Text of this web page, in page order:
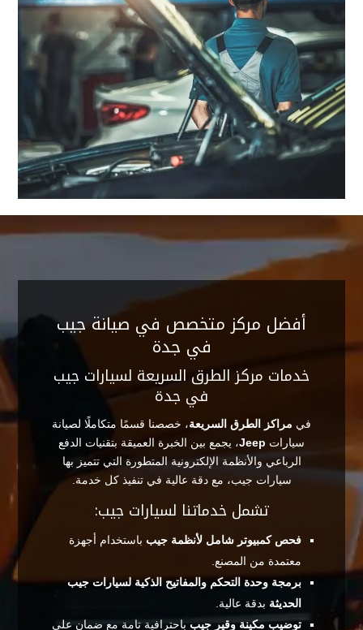
أفضل مركز متخصص في صيانة جيب
في جدة
خدمات مركز الطرق السريعة لسيارات جيب
في جدة
في مراكز الطرق السريعة، خصصنا قسمًا متكاملًا لصيانة
سيارات Jeep، يجمع بين الخبرة العميقة بتقنيات الدفع
الرباعي والأنظمة الإلكترونية المتطورة التي تتميز بها
سيارات جيب، مع دقة عالية في تنفيذ كل خدمة.
تشمل خدماتنا لسيارات جيب:
فحص كمبيوتر شامل لأنظمة جيب باستخدام أجهزة
معتمدة من المصنع.
برمجة وحدة التحكم والمفاتيح الذكية لسيارات جيب
الحديثة بدقة عالية.
توضيب مكينة وقير جيب باحترافية تامة مع ضمان على